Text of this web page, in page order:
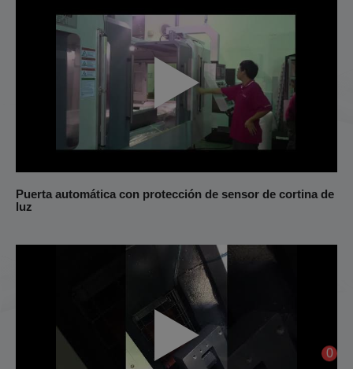
Puerta automática con protección de sensor de cortina de
luz
0